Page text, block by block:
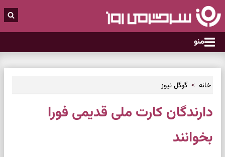
منو
خانه گوگل نیوز
دارندگان کارت ملی قدیمی فورا
بخوانند